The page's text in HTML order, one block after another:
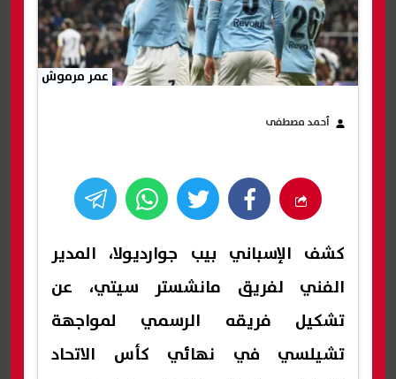
عمر مرموش
أحمد مصطفى
كشف الإسباني بيب جوارديولا، المدير
الفني لفريق مانشستر سيتي، عن
تشكيل فريقه الرسمي لمواجهة
تشيلسي في نهائي كأس الاتحاد